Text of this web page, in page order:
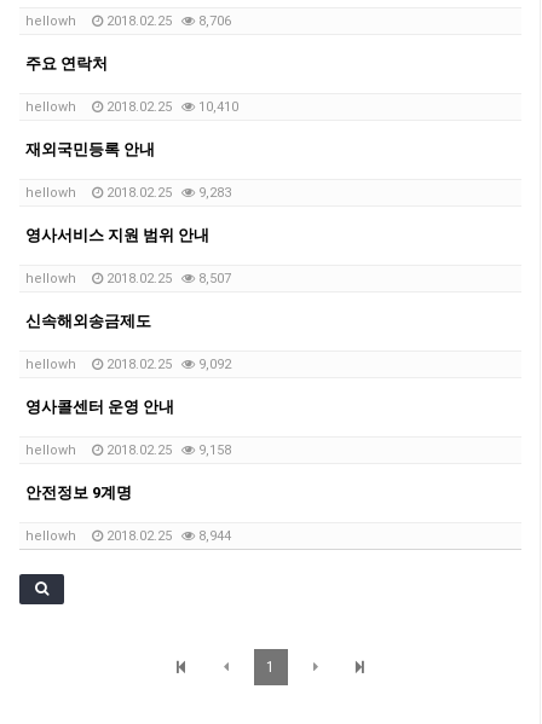
hellowh 2018.02.25 8,706
주요 연락처
hellowh 2018.02.25 10,410
재외국민등록 안내
hellowh 2018.02.25 9,283
영사서비스 지원 범위 안내
hellowh 2018.02.25 8,507
신속해외송금제도
hellowh 2018.02.25 9,092
영사콜센터 운영 안내
hellowh 2018.02.25 9,158
안전정보 9계명
hellowh 2018.02.25 8,944
1